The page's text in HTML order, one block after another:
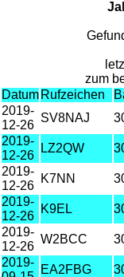
zum
Datum Rufzeichen
2019-
12-26
SV8NAJ
2019-
12-26
LZ2QW
2019-
12-26
K7NN
2019-
12-26
K9EL
2019-
12-26
W2BCC
2019-
EA2FBG